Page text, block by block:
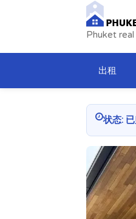
Phuket
出租
状态: